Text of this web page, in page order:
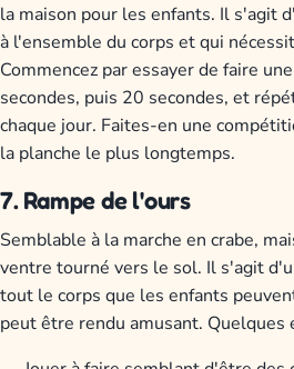
la maison pour les enfants. Il s'agit
à l'ensemble du corps et qui
Commencez par essayer de faire
secondes, puis 20 secondes, et
chaque jour. Faites-en une
la planche le plus longtemps.
7. Rampe de l'ours
Semblable à la marche en crabe,
ventre tourné vers le sol. Il s'agit
tout le corps que les enfants
peut être rendu amusant. Quelques